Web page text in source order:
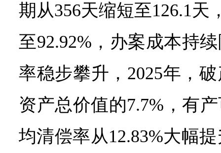
期从356天缩短至126.1天
至92.92%，办案成本持
率稳步攀升，2025年，
资产总价值的7.7%，有
均清偿率从12.83%大幅